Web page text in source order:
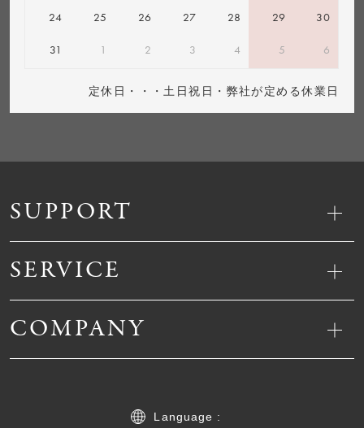
SUPPORT
SERVICE
COMPANY
Language :
24 25 26 27 28 29 30
31 1 2 3 4 5 6
定休日・・・土日祝日・弊社が定める休業日